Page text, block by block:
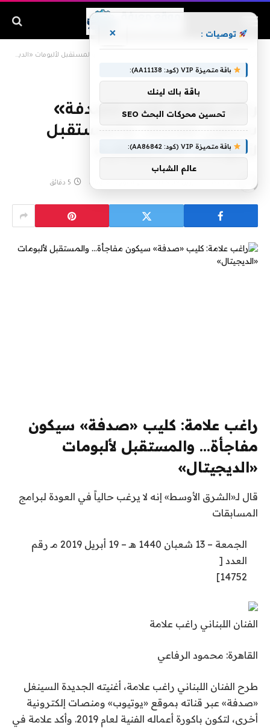
راغب علامة: كليب «صدفة» سيكون مفاجأة… والمستقبل لألبومات «الديجيتال»
راغب علامة: كليب «صدفة»
سيكون مفاجأة… والمستقبل
لألبومات «الديجيتال»
لا توجد تعليقات 5 دقائق
راغب علامة: كليب «صدفة» سيكون
مفاجأة… والمستقبل لألبومات
«الديجيتال»
قال لـ«الشرق الأوسط» إنه لا يرغب حالياً في العودة لبرامج
المسابقات
الجمعة – 13 شعبان 1440 هـ – 19 أبريل 2019 مـ رقم
العدد [
14752]
الفنان اللبناني راغب علامة
القاهرة: محمود الرفاعي
طرح الفنان اللبناني راغب علامة، أغنيته الجديدة السينغل
«صدفة» عبر قناته بموقع «يوتيوب» ومنصات إلكترونية
أخرى، لتكون باكورة أعماله الفنية لعام 2019. وأكد علامة في
توصيات : ×
باقة متميزة VIP (كود: AA11138):
باقة باك لينك
تحسين محركات البحث SEO
باقة متميزة VIP (كود: AA86842):
عالم الشباب